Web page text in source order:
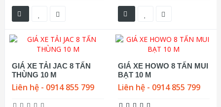
GIÁ XE TẢI JAC 8 TẤN
THÙNG 10 M
Liên hệ - 0914 855 799
GIÁ XE HOWO 8 TẤN MUI
BẠT 10 M
Liên hệ - 0914 855 799